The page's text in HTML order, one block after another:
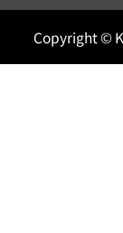
Copyright ©